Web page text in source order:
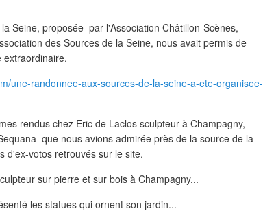
Seine, proposée par l'Association Châtillon-Scènes,
des Sources de la Seine, nous avait permis de
extraordinaire.
une-randonnee-aux-sources-de-la-seine-a-ete-organisee-
rendus chez Eric de Laclos sculpteur à Champagny,
que nous avions admirée près de la source de la
d'ex-votos retrouvés sur le site.
les statues qui ornent son jardin...